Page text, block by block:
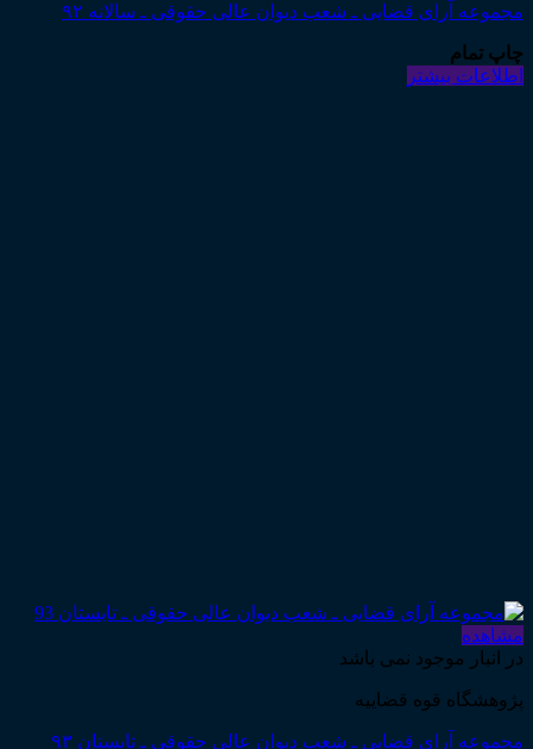
مجموعه آرای قضایی ـ شعب دیوان عالی حقوقی ـ سالانه ۹۲
چاپ تمام
اطلاعات بیشتر
مشاهده
در انبار موجود نمی باشد
پژوهشگاه قوه قضاییه
مجموعه آرای قضایی ـ شعب دیوان عالی حقوقی ـ تابستان ۹۳